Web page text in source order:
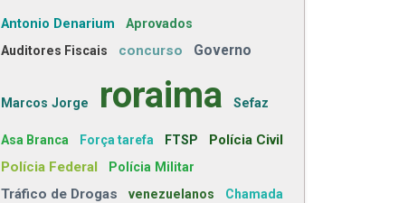
Antonio Denarium Aprovados
Auditores Fiscais concurso Governo
Marcos Jorge roraima Sefaz
Asa Branca Força tarefa FTSP
Polícia Civil
Polícia Federal
Polícia Militar
Tráfico de Drogas venezuelanos
Chamada